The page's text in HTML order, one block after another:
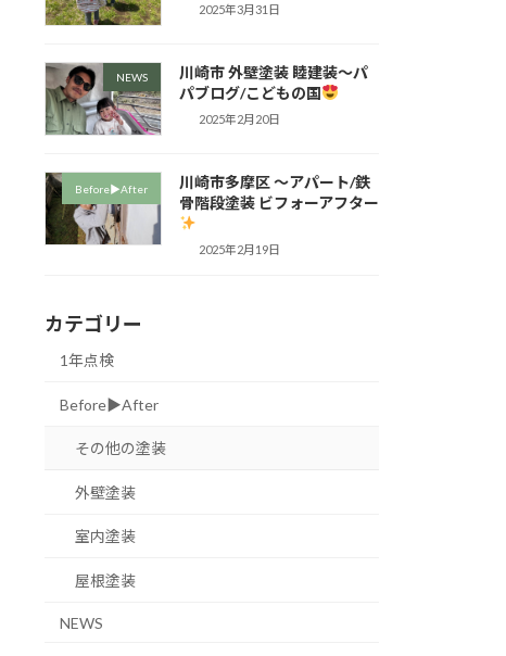
2025年3月31日
NEWS
川崎市 外壁塗装 睦建装～パ
パブログ/こどもの国
2025年2月20日
Before▶︎After
川崎市多摩区 ～アパート/鉄
骨階段塗装 ビフォーアフター
2025年2月19日
カテゴリー
1年点検
Before▶︎After
その他の塗装
外壁塗装
室内塗装
屋根塗装
NEWS